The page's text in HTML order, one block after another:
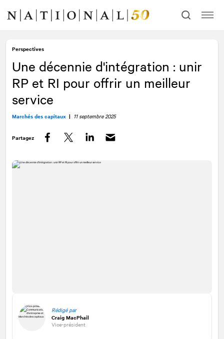
contenu
navigation
Perspectives
Une décennie d'intégration : unir
RP et RI pour offrir un meilleur
service
Marchés des capitaux | 11 septembre 2025
Partagez
Rédigé par
Craig MacPhail
Vice-président